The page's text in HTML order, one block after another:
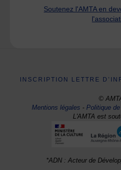
Soutenez l'AMTA en
INSCRIPTION LETTRE
©
Mentions légales -Politique de
L'AMTA est
*ADN : Acteur de